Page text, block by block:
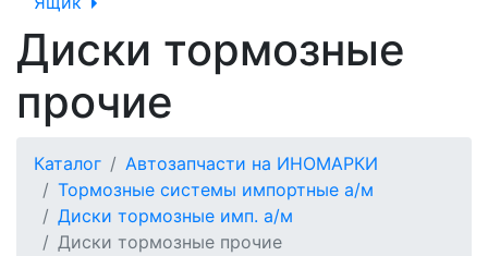
Диски тормозные
прочие
Каталог
Автозапчасти на ИНОМАРКИ
Тормозные системы импортные а/м
Диски тормозные имп. а/м
Диски тормозные прочие